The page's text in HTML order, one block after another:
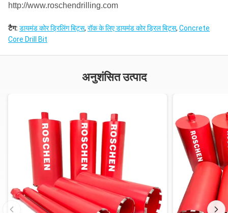
http://www.roschendrilling.com
टैग: डायमंड कोर ड्रिलिंग बिट्स, रॉक के लिए डायमंड कोर ड्रिल बिट्स, Concrete
Core Drill Bit
अनुशंसित उत्पाद